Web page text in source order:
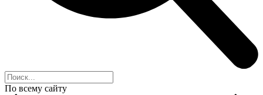
По всему сайту